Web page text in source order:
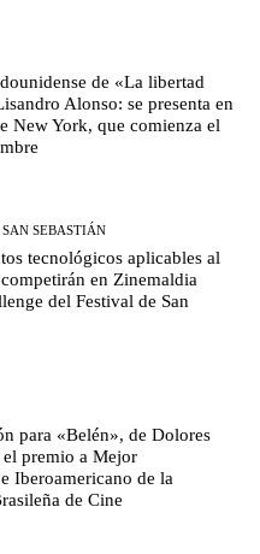
de «La libertad
Alonso: se presenta en
New York, que comienza el
SEBASTIÁN
tecnológicos aplicables al
en Zinemaldia
del Festival de San
para «Belén», de Dolores
premio a Mejor
Iberoamericano de la
de Cine